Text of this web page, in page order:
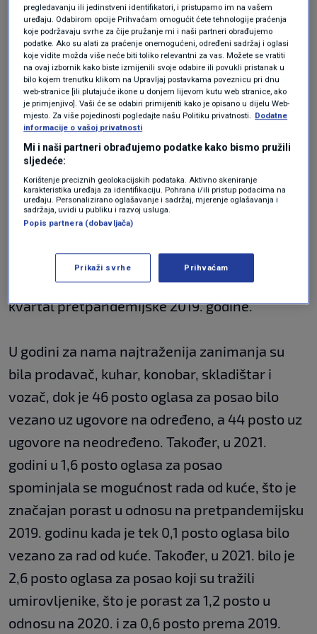
potražnja za radom nadmašuje
pretpandemijske mjesece.
Potražnja za radom u 2021. godini tako je za 5,5
posto premašila razinu iz 2019. godine, dok je
OVI indeks lani bio veći za 48 posto u odnosu na
2020. godinu.
Također, izvijestili su iz EIZ-a, pozitivni
trendovi su vidljivi i na kvartalnoj razini, jer je
60 posto viši no u četvrtom kvartalu 2020.
godine, a za 20 posto u odnosu na zadnji
kvartal pretpandemijske 2019. godine.
U godini za nama najtraženija zanimanja su
bila prodavač, kuhar, konobar, skladištar i
vozač, dok je 46 posto oglasa za posao bilo
vezano uz ugovore na određeno, a 44 posto uz
ugovore na neodređeno. Također, u 2021.
godini u 1,6 posto oglasa za posao
spominjala se mogućnost rada od kuće, što je
značajan porast u odnosu na pretpandemijsku
2019. godinu kada je tek 0,1 posto oglasa bilo
vezano za rad od kuće. Također, u 2021. bilo je
2,6 posto oglasa za posao koji su tražili
umirovljenike, što je porast za 1,2 posto u
odnosu na 2020. i za 0,6 posto prema 2019.
pregledavanju ili jedinstveni identifikatori, i pristupamo im na vašem
uređaju. Odabirom opcije Prihvaćam omogućit ćete tehnologije praćenja
koje podržavaju svrhe za čije pružanje mi i naši partneri obrađujemo
podatke. Ako su alati za praćenje onemogućeni, određeni sadržaj i oglasi
koje vidite možda više neće biti toliko relevantni za vas. Možete se vratiti
na ovaj izbornik kako biste izmijenili svoje odabire ili povukli pristanak u
bilo kojem trenutku klikom na Upravljaj postavkama poveznicu pri dnu
web-stranice [ili plutajuće ikone u donjem lijevom kutu web stranice, ako
je primjenjivo]. Vaši će se odabiri primijeniti kako je opisano u dijelu Web-
mjesto. Za više pojedinosti pogledajte našu Politiku privatnosti. Dodatne
informacije o vašoj privatnosti
Mi i naši partneri obrađujemo podatke kako bismo pružili
sljedeće:
Korištenje preciznih geolokacijskih podataka. Aktivno skeniranje
karakteristika uređaja za identifikaciju. Pohrana i/ili pristup podacima na
uređaju. Personalizirano oglašavanje i sadržaj, mjerenje oglašavanja i
sadržaja, uvidi u publiku i razvoj usluga.
Popis partnera (dobavljača)
Prikaži svrhe Prihvaćam